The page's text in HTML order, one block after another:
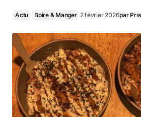
Actu Boire & Manger 2 février 2026par